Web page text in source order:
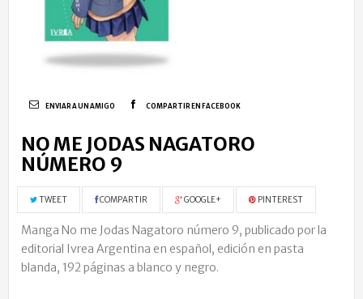
ENVIAR A UN AMIGO COMPARTIR EN FACEBOOK
NO ME JODAS NAGATORO
NÚMERO 9
TWEET COMPARTIR GOOGLE+ PINTEREST
Manga No me Jodas Nagatoro número 9, publicado por la
editorial Ivrea Argentina en español, edición en pasta
blanda, 192 páginas a blanco y negro.